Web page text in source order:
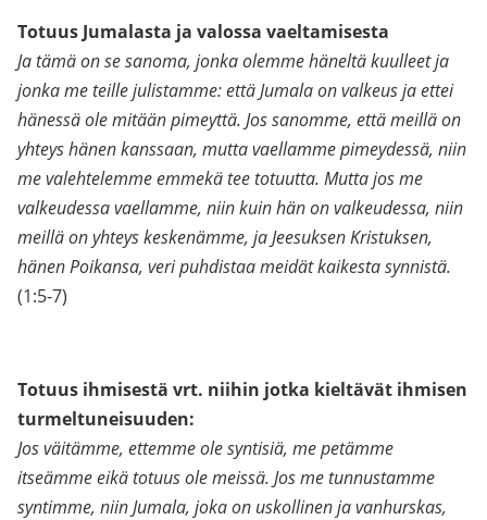
Totuus Jumalasta ja valossa vaeltamisesta
Ja tämä on se sanoma, jonka olemme häneltä kuulleet ja
jonka me teille julistamme: että Jumala on valkeus ja ettei
hänessä ole mitään pimeyttä. Jos sanomme, että meillä on
yhteys hänen kanssaan, mutta vaellamme pimeydessä, niin
me valehtelemme emmekä tee totuutta. Mutta jos me
valkeudessa vaellamme, niin kuin hän on valkeudessa, niin
meillä on yhteys keskenämme, ja Jeesuksen Kristuksen,
hänen Poikansa, veri puhdistaa meidät kaikesta synnistä.
(1:5-7)
Totuus ihmisestä vrt. niihin jotka kieltävät ihmisen
turmeltuneisuuden:
Jos väitämme, ettemme ole syntisiä, me petämme
itseämme eikä totuus ole meissä. Jos me tunnustamme
syntimme, niin Jumala, joka on uskollinen ja vanhurskas,